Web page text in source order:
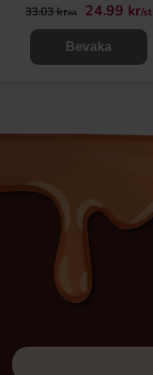
33.03 kr/st 24.99 kr/st
Bevaka